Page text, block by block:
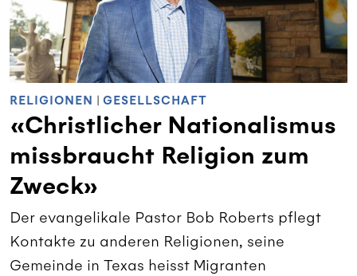
RELIGIONEN GESELLSCHAFT
«Christlicher Nationalismus
missbraucht Religion zum
Zweck»
Der evangelikale Pastor Bob Roberts pflegt
Kontakte zu anderen Religionen, seine
Gemeinde in Texas heisst Migranten